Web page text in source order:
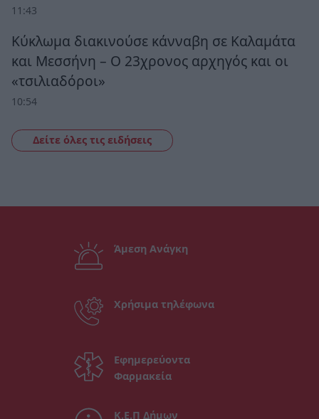
11:43
Κύκλωμα διακινούσε κάνναβη σε Καλαμάτα
και Μεσσήνη – Ο 23χρονος αρχηγός και οι
«τσιλιαδόροι»
10:54
Δείτε όλες τις ειδήσεις
Άμεση Ανάγκη
Χρήσιμα τηλέφωνα
Εφημερεύοντα
Φαρμακεία
Κ.Ε.Π Δήμων